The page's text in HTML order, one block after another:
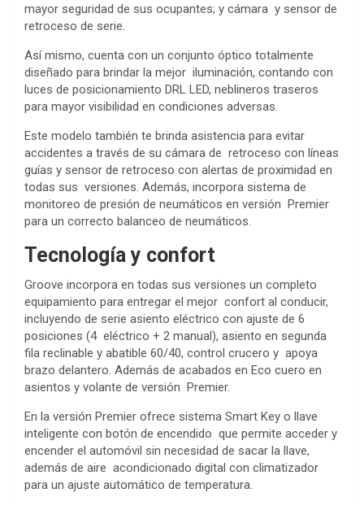
mayor seguridad de sus ocupantes; y cámara y sensor de
retroceso de serie.
Así mismo, cuenta con un conjunto óptico totalmente
diseñado para brindar la mejor iluminación, contando con
luces de posicionamiento DRL LED, neblineros traseros
para mayor visibilidad en condiciones adversas.
Este modelo también te brinda asistencia para evitar
accidentes a través de su cámara de retroceso con líneas
guías y sensor de retroceso con alertas de proximidad en
todas sus versiones. Además, incorpora sistema de
monitoreo de presión de neumáticos en versión Premier
para un correcto balanceo de neumáticos.
Tecnología y confort
Groove incorpora en todas sus versiones un completo
equipamiento para entregar el mejor confort al conducir,
incluyendo de serie asiento eléctrico con ajuste de 6
posiciones (4 eléctrico + 2 manual), asiento en segunda
fila reclinable y abatible 60/40, control crucero y apoya
brazo delantero. Además de acabados en Eco cuero en
asientos y volante de versión Premier.
En la versión Premier ofrece sistema Smart Key o llave
inteligente con botón de encendido que permite acceder y
encender el automóvil sin necesidad de sacar la llave,
además de aire acondicionado digital con climatizador
para un ajuste automático de temperatura.